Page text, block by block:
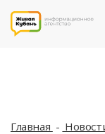
Главная